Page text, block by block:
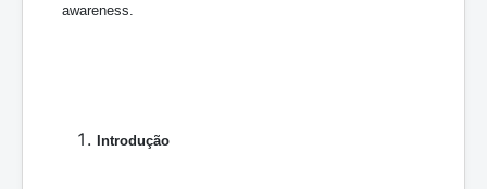
awareness.
Introdução